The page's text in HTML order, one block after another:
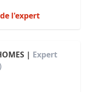
l'expert
| Expert